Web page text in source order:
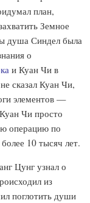
план,
Земное
душа Синдел была
о
и Куан Чи в
сказал Куан Чи,
элементов —
Чи просто
операцию по
10 тысяч лет.
Цунг узнал о
из
поглотить души